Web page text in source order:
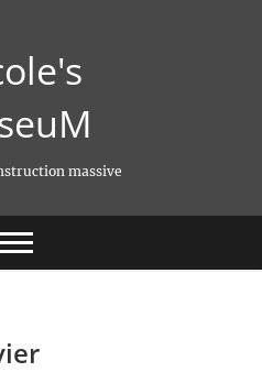
massive